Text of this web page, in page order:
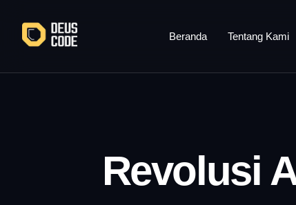
konten
Beranda Tentang Kami
Revolusi